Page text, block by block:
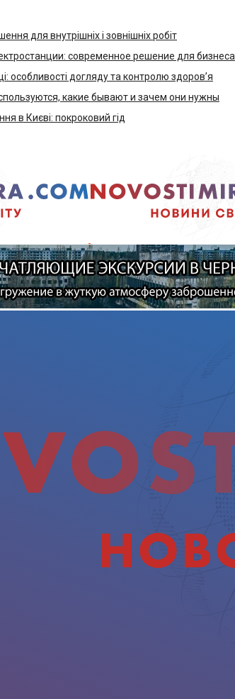
для внутрішніх і зовнішніх робіт
современное решение для бизнеса
особливості догляду та контролю здоров’я
какие бывают и зачем они нужны
в Києві: покроковий гід